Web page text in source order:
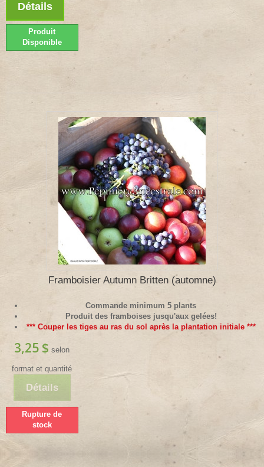
Détails
Produit
Disponible
Framboisier Autumn Britten (automne)
Commande minimum 5 plants
Produit des framboises jusqu'aux gelées!
*** Couper les tiges au ras du sol après la plantation initiale ***
3,25 $ selon
format et quantité
Détails
Rupture de
stock